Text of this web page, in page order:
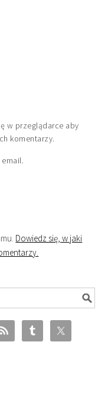
w przeglądarce aby
komentarzy.
Dowiedz się, w jaki